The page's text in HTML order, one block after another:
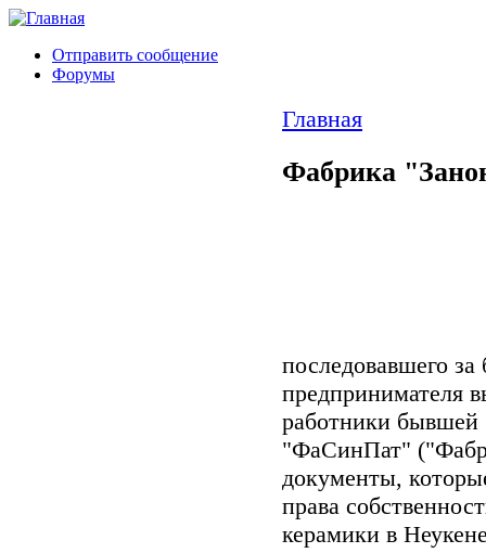
Отправить сообщение
Форумы
Главная
Фабрика
последовавшего
предпринимателя
работники бывшей
"ФаСинПат"
документы,
права
керамики в